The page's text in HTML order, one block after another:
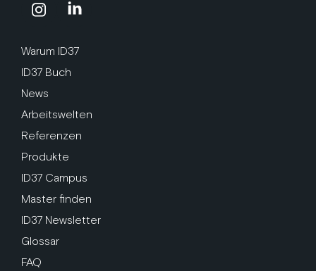
Warum ID37
ID37 Buch
News
Arbeitswelten
Referenzen
Produkte
ID37 Campus
Master finden
ID37 Newsletter
Glossar
FAQ